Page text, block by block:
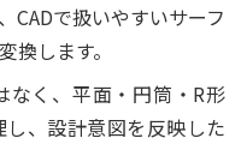
CADで扱いやすいサーフ
換します。
なく、平面・円筒・R形
、設計意図を反映した